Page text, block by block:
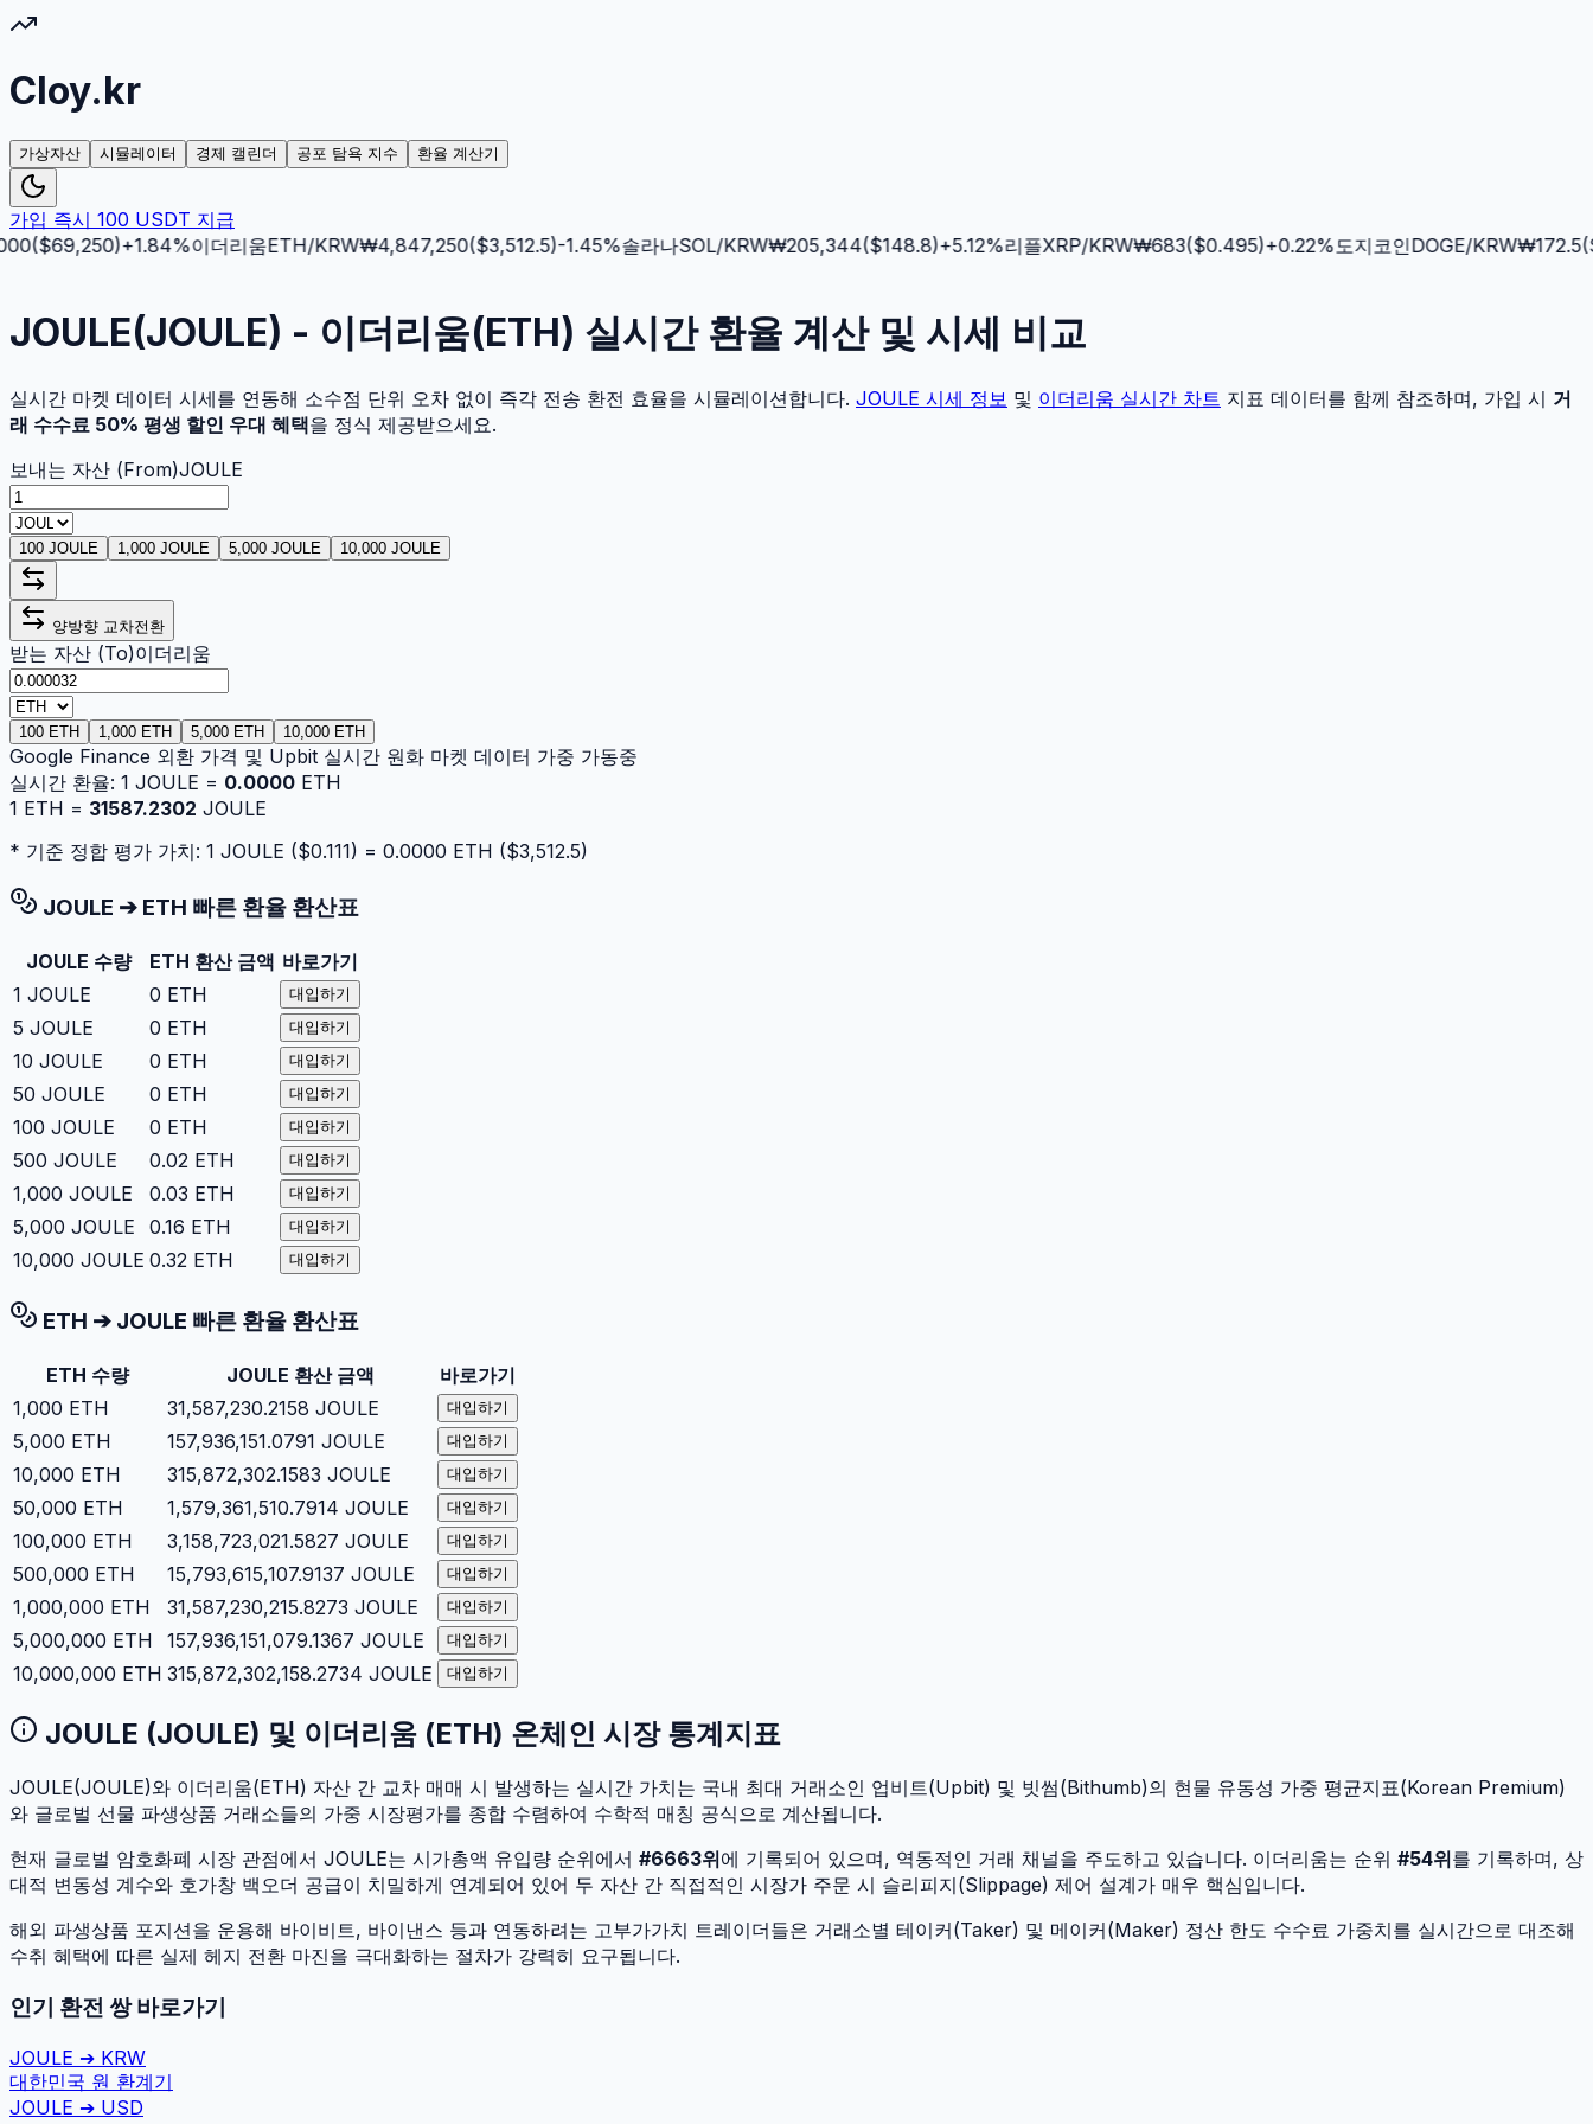
Cloy.kr
가상자산 시뮬레이터 경제 캘린더 공포 탐욕 지수 환율 계산기
가입 즉시 100 USDT 지급
($69,250)+1.84%이더리움ETH/KRW₩4,847,250($3,512.5)-1.45%솔라나SOL/KRW₩205,344($148.8)+5.12%리플XRP/KRW₩683($0.495)+0.22%도지코인DOGE/KRW₩172.5($
JOULE(JOULE) - 이더리움(ETH) 실시간 환율 계산 및 시세 비교
실시간 마켓 데이터 시세를 연동해 소수점 단위 오차 없이 즉각 전송 환전 효율을 시뮬레이션합니다. JOULE 시세 정보 및 이더리움 실시간 차트 지표 데이터를 함께 참조하며, 가입 시 거
래 수수료 50% 평생 할인 우대 혜택을 정식 제공받으세요.
보내는 자산 (From)JOULE
100 JOULE 1,000 JOULE 5,000 JOULE 10,000 JOULE
양방향 교차전환
받는 자산 (To)이더리움
100 ETH 1,000 ETH 5,000 ETH 10,000 ETH
Google Finance 외환 가격 및 Upbit 실시간 원화 마켓 데이터 가중 가동중
실시간 환율: 1 JOULE = 0.0000 ETH
1 ETH = 31587.2302 JOULE
* 기준 정합 평가 가치: 1 JOULE ($0.111) = 0.0000 ETH ($3,512.5)
JOULE ➔ ETH 빠른 환율 환산표
JOULE 수량 ETH 환산 금액 바로가기
1 JOULE 0 ETH 대입하기
5 JOULE 0 ETH 대입하기
10 JOULE 0 ETH 대입하기
50 JOULE 0 ETH 대입하기
100 JOULE 0 ETH 대입하기
500 JOULE 0.02 ETH 대입하기
1,000 JOULE 0.03 ETH 대입하기
5,000 JOULE 0.16 ETH 대입하기
10,000 JOULE 0.32 ETH 대입하기
ETH ➔ JOULE 빠른 환율 환산표
ETH 수량 JOULE 환산 금액
바로가기
1,000 ETH 31,587,230.2158 JOULE 대입하기
5,000 ETH 157,936,151.0791 JOULE 대입하기
10,000 ETH 315,872,302.1583 JOULE 대입하기
50,000 ETH 1,579,361,510.7914 JOULE 대입하기
100,000 ETH 3,158,723,021.5827 JOULE 대입하기
500,000 ETH 15,793,615,107.9137 JOULE 대입하기
1,000,000 ETH 31,587,230,215.8273 JOULE 대입하기
5,000,000 ETH 157,936,151,079.1367 JOULE 대입하기
10,000,000 ETH 315,872,302,158.2734 JOULE 대입하기
JOULE (JOULE) 및 이더리움 (ETH) 온체인 시장 통계지표
JOULE(JOULE)와 이더리움(ETH) 자산 간 교차 매매 시 발생하는 실시간 가치는 국내 최대 거래소인 업비트(Upbit) 및 빗썸(Bithumb)의 현물 유동성 가중 평균지표(Korean Premium)
와 글로벌 선물 파생상품 거래소들의 가중 시장평가를 종합 수렴하여 수학적 매칭 공식으로 계산됩니다.
현재 글로벌 암호화폐 시장 관점에서 JOULE는 시가총액 유입량 순위에서 #6663위에 기록되어 있으며, 역동적인 거래 채널을 주도하고 있습니다. 이더리움는 순위 #54위를 기록하며, 상
대적 변동성 계수와 호가창 백오더 공급이 치밀하게 연계되어 있어 두 자산 간 직접적인 시장가 주문 시 슬리피지(Slippage) 제어 설계가 매우 핵심입니다.
해외 파생상품 포지션을 운용해 바이비트, 바이낸스 등과 연동하려는 고부가가치 트레이더들은 거래소별 테이커(Taker) 및 메이커(Maker) 정산 한도 수수료 가중치를 실시간으로 대조해
수취 혜택에 따른 실제 헤지 전환 마진을 극대화하는 절차가 강력히 요구됩니다.
인기 환전 쌍 바로가기
JOULE ➔ KRW
대한민국 원 환계기
JOULE ➔ USD